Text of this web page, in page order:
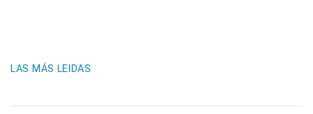
LAS MÁS LEIDAS